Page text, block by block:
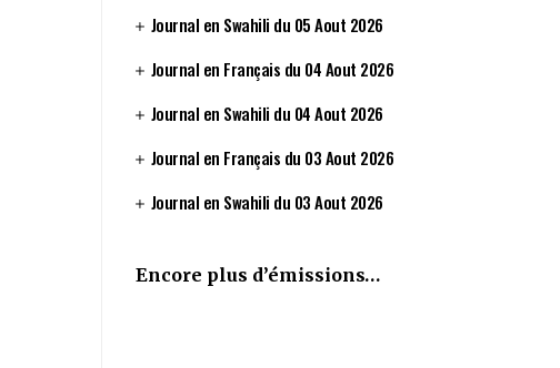
Journal en Swahili du 05 Aout 2026
Journal en Français du 04 Aout 2026
Journal en Swahili du 04 Aout 2026
Journal en Français du 03 Aout 2026
Journal en Swahili du 03 Aout 2026
Encore plus d’émissions…